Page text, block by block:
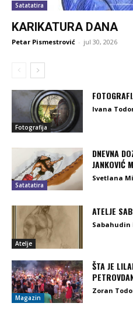
Satatatira
KARIKATURA DANA
Petar Pismestrović - jul 30, 2026
Fotografija
Ivana
Satatatira
DNEVNA
JANKOVIĆ
Svetlana
Atelje
ATELJE
Sabahudin
Magazin
ŠTA JE
Zoran